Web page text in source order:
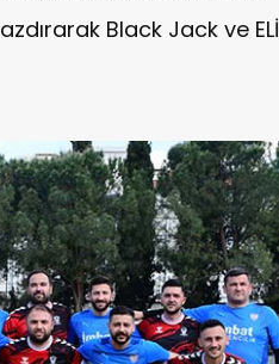
Black Jack ve ELİ